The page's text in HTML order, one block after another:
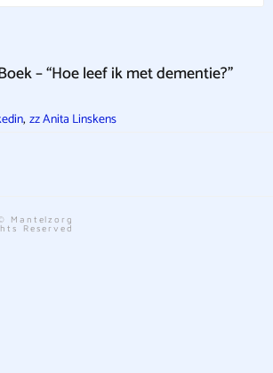
– “Hoe leef ik met dementie?”
, zz Anita Linskens
Mantelzorg
Reserved